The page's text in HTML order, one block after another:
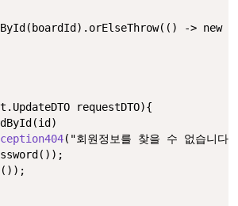
-> new
requestDTO){
( "회원정보를 찾을 수 없습니다."